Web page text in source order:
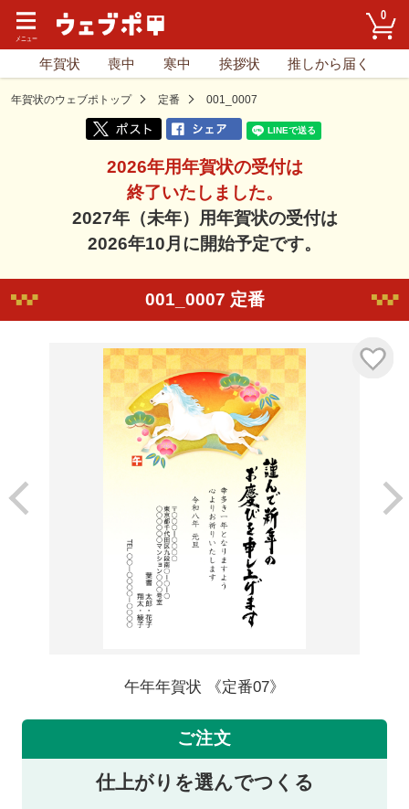
0
年賀状 喪中 寒中 挨拶状 推しから届く
年賀状のウェブポトップ 定番 001_0007
2026年用年賀状の受付は
終了いたしました。
2027年（未年）用年賀状の受付は
2026年10月に開始予定です。
001_0007 定番
午年年賀状 《定番07》
ご注文
仕上がりを選んでつくる